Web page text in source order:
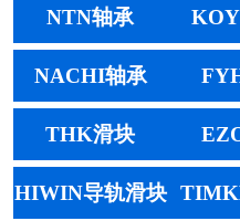
NTN轴承
NACHI轴承
THK滑块
HIWIN导轨滑块